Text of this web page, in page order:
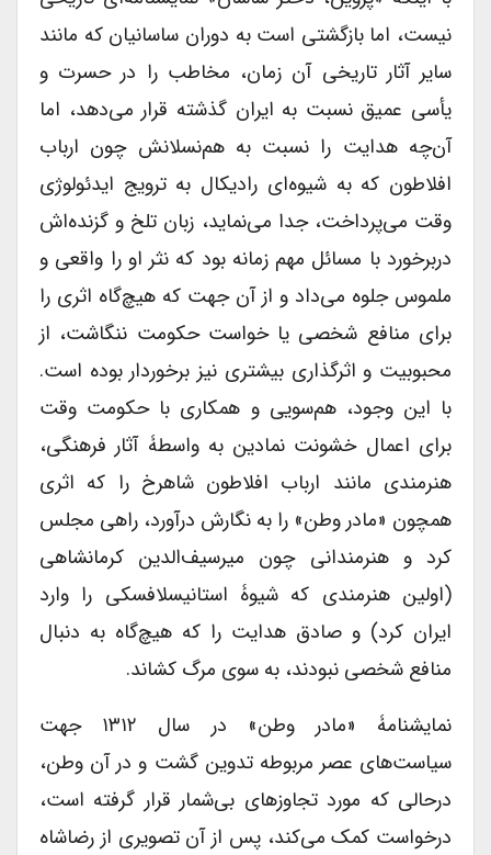
نیست، اما بازگشتی است به دوران ساسانیان که مانند
سایر آثار تاریخی آن زمان، مخاطب را در حسرت و
یأسی عمیق نسبت به ایران گذشته قرار می‌دهد، اما
آن‌چه هدایت را نسبت به هم‌نسلانش چون ارباب
افلاطون که به شیوه‌ای رادیکال به ترویج ایدئولوژی
وقت می‌پرداخت، جدا می‌نماید، زبان تلخ و گزنده‌اش
دربرخورد با مسائل مهم زمانه بود که نثر او را واقعی و
ملموس جلوه می‌داد و از آن‌ جهت که هیچ‌گاه اثری را
برای منافع شخصی یا خواست حکومت ننگاشت، از
محبوبیت و اثرگذاری بیشتری نیز برخوردار بوده است.
با این وجود، هم‌سویی و همکاری با حکومت وقت
برای اعمال خشونت نمادین به واسطۀ آثار فرهنگی،
هنرمندی مانند ارباب افلاطون شاهرخ را که اثری
همچون «مادر وطن» را به نگارش درآورد، راهی مجلس
کرد و هنرمندانی چون میرسیف‌الدین کرمانشاهی
(اولین هنرمندی که شیوۀ استانیسلافسکی را وارد
ایران کرد) و صادق هدایت را که هیچ‌گاه به دنبال
منافع شخصی نبودند، به سوی مرگ کشاند.
نمایشنامۀ «مادر وطن» در سال ۱۳۱۲ جهت
سیاست‌های عصر مربوطه تدوین گشت و در آن وطن،
درحالی که مورد تجاوز‌های بی‌شمار قرار گرفته است،
درخواست کمک می‌کند، پس از آن تصویری از رضاشاه